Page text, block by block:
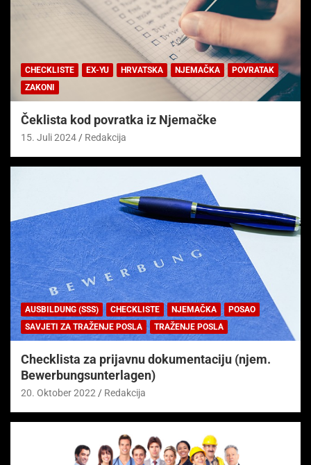
CHECKLISTE EX-YU HRVATSKA NJEMAČKA
POVRATAK
ZAKONI
Čeklista kod povratka iz Njemačke
15. Juli 2024 Redakcija
AUSBILDUNG (SSS) CHECKLISTE NJEMAČKA
POSAO
SAVJETI ZA TRAŽENJE POSLA
TRAŽENJE POSLA
Checklista za prijavnu dokumentaciju (njem.
Bewerbungsunterlagen)
20. Oktober 2022 Redakcija